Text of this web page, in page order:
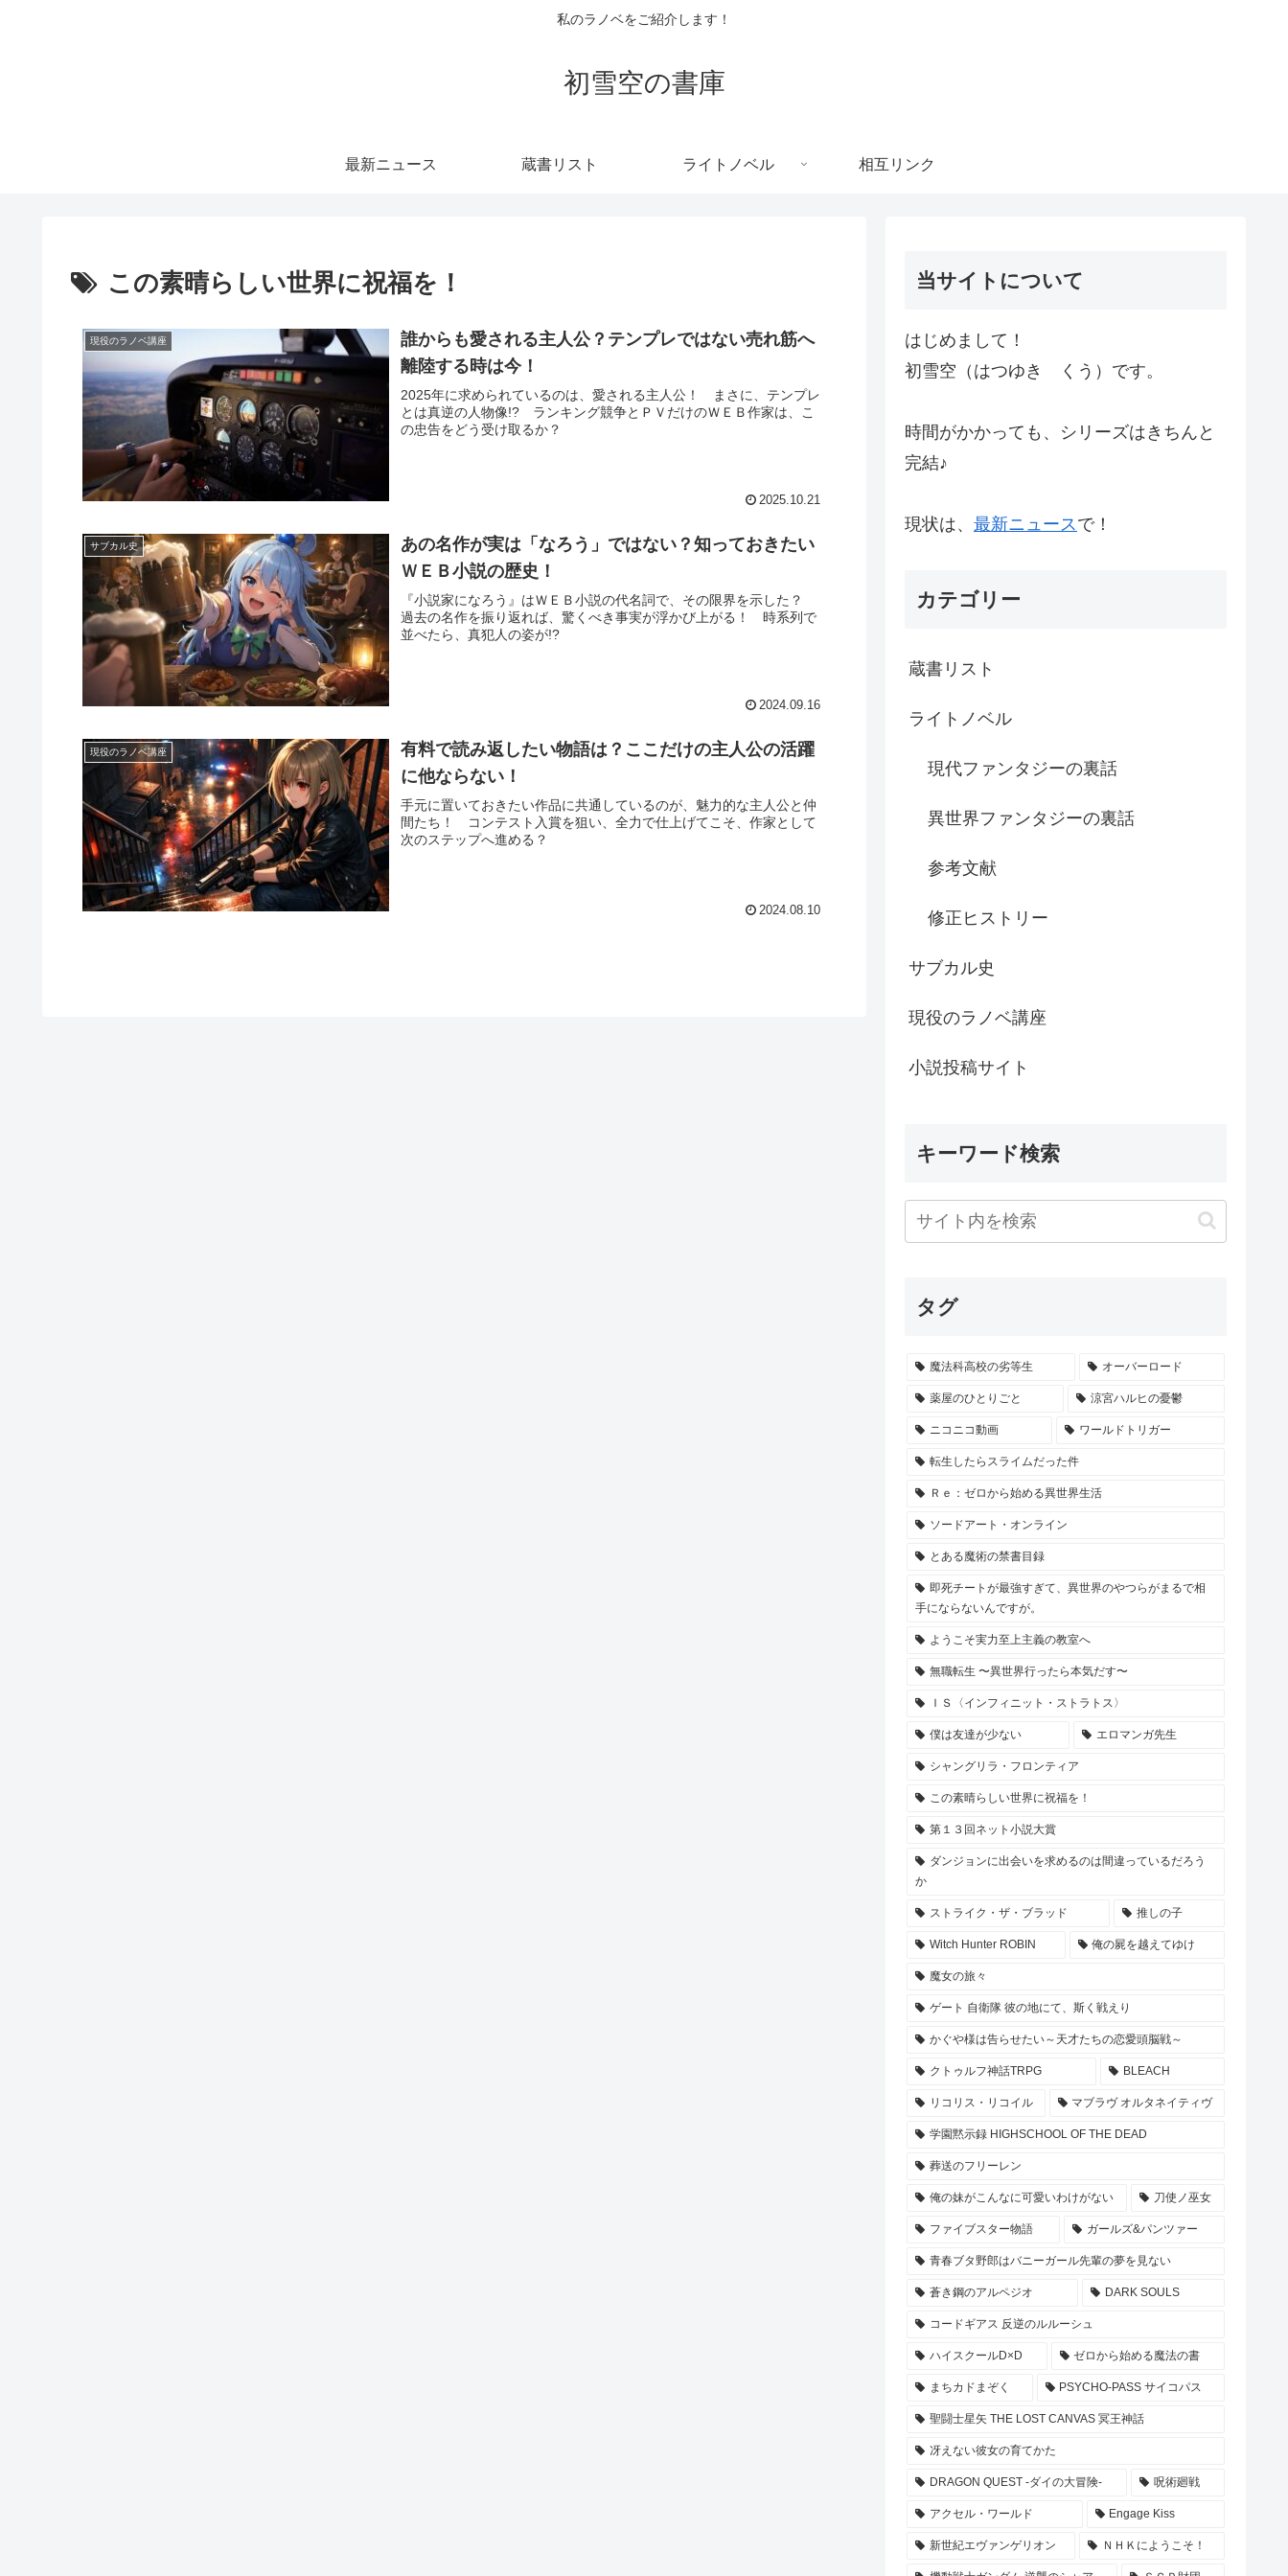
私のラノベをご紹介します！
初雪空の書庫
最新ニュース 蔵書リスト ライトノベル 相互リンク
この素晴らしい世界に祝福を！
現役のラノベ講座
誰からも愛される主人公？テンプレではない売れ筋へ
離陸する時は今！
2025年に求められているのは、愛される主人公！ まさに、テンプレ
とは真逆の人物像!? ランキング競争とＰＶだけのＷＥＢ作家は、こ
の忠告をどう受け取るか？
2025.10.21
サブカル史
あの名作が実は「なろう」ではない？知っておきたい
ＷＥＢ小説の歴史！
『小説家になろう』はＷＥＢ小説の代名詞で、その限界を示した？
過去の名作を振り返れば、驚くべき事実が浮かび上がる！ 時系列で
並べたら、真犯人の姿が!?
2024.09.16
現役のラノベ講座
有料で読み返したい物語は？ここだけの主人公の活躍
に他ならない！
手元に置いておきたい作品に共通しているのが、魅力的な主人公と仲
間たち！ コンテスト入賞を狙い、全力で仕上げてこそ、作家として
次のステップへ進める？
2024.08.10
当サイトについて
はじめまして！
初雪空（はつゆき くう）です。
時間がかかっても、シリーズはきちんと
完結♪
現状は、 最新ニュース で！
カテゴリー
蔵書リスト
ライトノベル
現代ファンタジーの裏話
異世界ファンタジーの裏話
参考文献
修正ヒストリー
サブカル史
現役のラノベ講座
小説投稿サイト
キーワード検索
タグ
魔法科高校の劣等生 オーバーロード
薬屋のひとりごと 涼宮ハルヒの憂鬱
ニコニコ動画 ワールドトリガー
転生したらスライムだった件
Ｒｅ：ゼロから始める異世界生活
ソードアート・オンライン
とある魔術の禁書目録
即死チートが最強すぎて、異世界のやつらがまるで相
手にならないんですが。
ようこそ実力至上主義の教室へ
無職転生 〜異世界行ったら本気だす〜
ＩＳ〈インフィニット・ストラトス〉
僕は友達が少ない エロマンガ先生
シャングリラ・フロンティア
この素晴らしい世界に祝福を！
第１３回ネット小説大賞
ダンジョンに出会いを求めるのは間違っているだろう
か
ストライク・ザ・ブラッド 推しの子
Witch Hunter ROBIN 俺の屍を越えてゆけ
魔女の旅々
ゲート 自衛隊 彼の地にて、斯く戦えり
かぐや様は告らせたい～天才たちの恋愛頭脳戦～
クトゥルフ神話TRPG BLEACH
リコリス・リコイル マブラヴ オルタネイティヴ
学園黙示録 HIGHSCHOOL OF THE DEAD
葬送のフリーレン
俺の妹がこんなに可愛いわけがない 刀使ノ巫女
ファイブスター物語 ガールズ&パンツァー
青春ブタ野郎はバニーガール先輩の夢を見ない
蒼き鋼のアルペジオ DARK SOULS
コードギアス 反逆のルルーシュ
ハイスクールD×D ゼロから始める魔法の書
まちカドまぞく PSYCHO-PASS サイコパス
聖闘士星矢 THE LOST CANVAS 冥王神話
冴えない彼女の育てかた
DRAGON QUEST -ダイの大冒険- 呪術廻戦
アクセル・ワールド Engage Kiss
新世紀エヴァンゲリオン ＮＨＫにようこそ！